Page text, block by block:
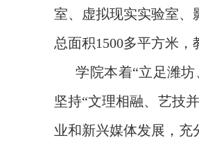
室、虚拟现实实验室
总面积1500多平方米，
学院本着“立足潍
坚持“文理相融、艺技
业和新兴媒体发展，